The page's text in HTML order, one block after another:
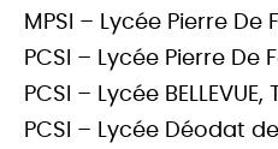
MPSI – Lycée Pierre
PCSI – Lycée Pierre De
PCSI – Lycée
PCSI – Lycée Déodat